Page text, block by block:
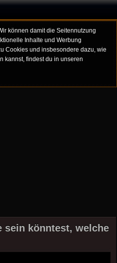
können damit die Seitennutzung
Inhalte und Werbung
Cookies und insbesondere dazu, wie
kannst, findest du in unseren
sein könntest, welche